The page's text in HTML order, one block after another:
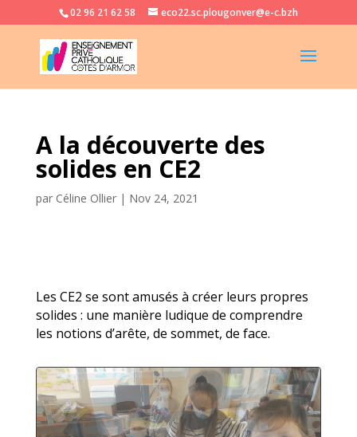
02 96 21 62 58 eco22.sc.plougonver@e-c.bzh
A la découverte des
solides en CE2
par Céline Ollier| Nov 24, 2021
Les CE2 se sont amusés à créer leurs propres
solides : une manière ludique de comprendre
les notions d’arête, de sommet, de face.